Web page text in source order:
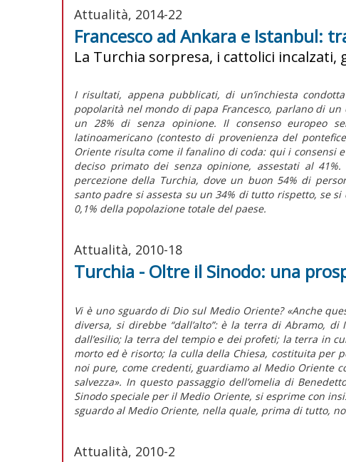
Attualità, 2014-22
Francesco ad Ankara e Istanbul:
La Turchia sorpresa, i cattolici
I risultati, appena pubblicati, di un’inchiesta
popolarità nel mondo di papa Francesco, parlano di
un 28% di senza opinione. Il consenso europeo
latinoamericano (contesto di provenienza del
Oriente risulta come il fanalino di coda: qui i consensi
deciso primato dei senza opinione, assestati al
percezione della Turchia, dove un buon 54% di
santo padre si assesta su un 34% di tutto rispetto, se
0,1% della popolazione totale del paese.
Attualità, 2010-18
Turchia - Oltre il Sinodo: una
Vi è uno sguardo di Dio sul Medio Oriente? «Anche
diversa, si direbbe “dall’alto”: è la terra di Abramo,
dall’esilio; la terra del tempio e dei profeti; la terra in
morto ed è risorto; la culla della Chiesa, costituita per
noi pure, come credenti, guardiamo al Medio Oriente
salvezza». In questo passaggio dell’omelia di
Sinodo speciale per il Medio Oriente, si esprime con
sguardo al Medio Oriente, nella quale, prima di tutto,
Attualità, 2010-2